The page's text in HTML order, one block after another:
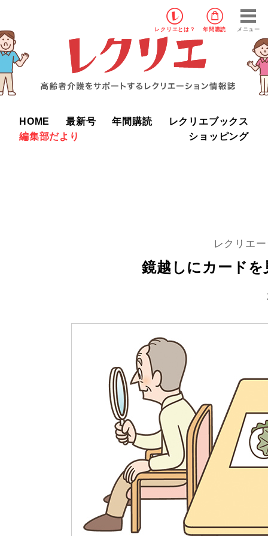
レクリエ とは？ 年間購読 メニュー
HOME 最新号 年間購読
レクリエブックス
編集部だより
ショッピング
レクリエ
鏡越しにカード